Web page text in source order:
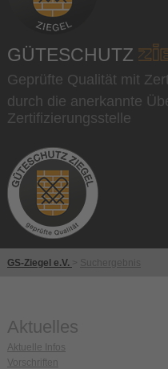
GÜTESCHUTZ
Geprüfte Qualität mit
durch die anerkannte
Zertifizierungsstelle
GS-Ziegel e.V. Suchergebnis
Aktuelles
Aktuelle Infos
Vorschriften